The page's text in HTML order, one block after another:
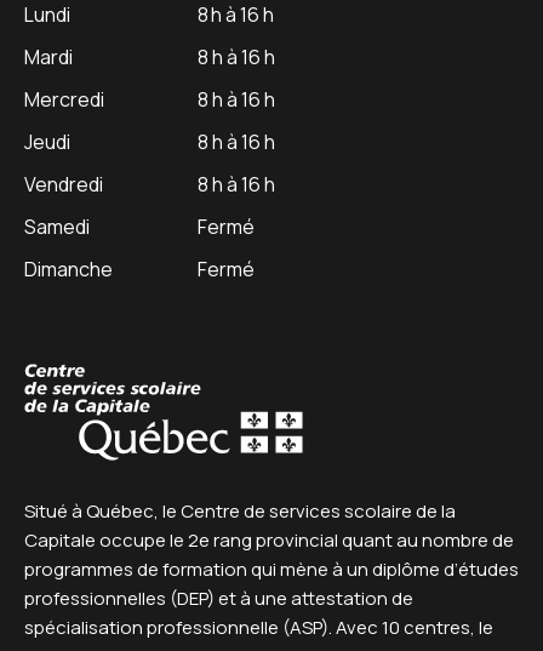
Lundi
8 h à 16 h
Mardi
8 h à 16 h
Mercredi
8 h à 16 h
Jeudi
8 h à 16 h
Vendredi
8 h à 16 h
Samedi
Fermé
Dimanche
Fermé
Situé à Québec, le Centre de services scolaire de la
Capitale occupe le 2e rang provincial quant au nombre de
programmes de formation qui mène à un diplôme d’études
professionnelles (DEP) et à une attestation de
spécialisation professionnelle (ASP). Avec 10 centres, le